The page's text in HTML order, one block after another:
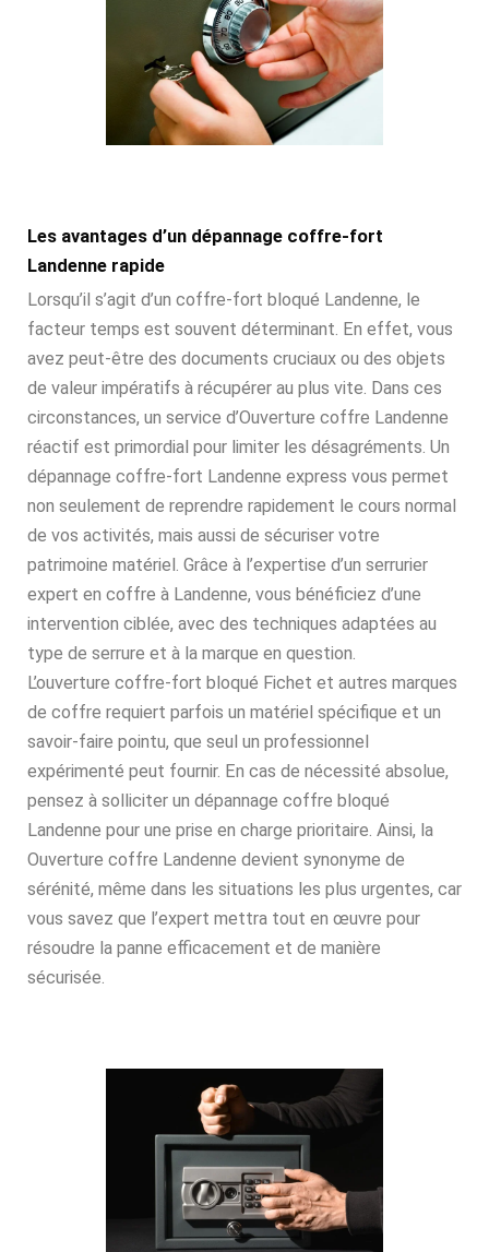
Les avantages d’un dépannage coffre-fort
Landenne rapide
Lorsqu’il s’agit d’un coffre-fort bloqué Landenne, le
facteur temps est souvent déterminant. En effet, vous
avez peut-être des documents cruciaux ou des objets
de valeur impératifs à récupérer au plus vite. Dans ces
circonstances, un service d’Ouverture coffre Landenne
réactif est primordial pour limiter les désagréments. Un
dépannage coffre-fort Landenne express vous permet
non seulement de reprendre rapidement le cours normal
de vos activités, mais aussi de sécuriser votre
patrimoine matériel. Grâce à l’expertise d’un serrurier
expert en coffre à Landenne, vous bénéficiez d’une
intervention ciblée, avec des techniques adaptées au
type de serrure et à la marque en question.
L’ouverture coffre-fort bloqué Fichet et autres marques
de coffre requiert parfois un matériel spécifique et un
savoir-faire pointu, que seul un professionnel
expérimenté peut fournir. En cas de nécessité absolue,
pensez à solliciter un dépannage coffre bloqué
Landenne pour une prise en charge prioritaire. Ainsi, la
Ouverture coffre Landenne devient synonyme de
sérénité, même dans les situations les plus urgentes, car
vous savez que l’expert mettra tout en œuvre pour
résoudre la panne efficacement et de manière
sécurisée.